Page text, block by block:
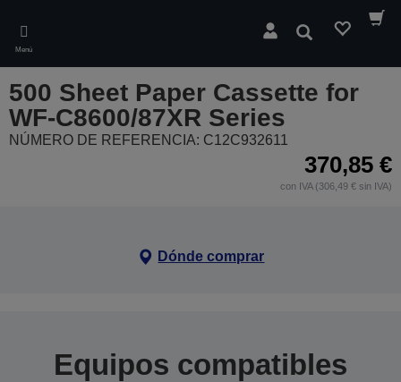
main
content
Menú
Buscar
500 Sheet Paper Cassette for
WF-C8600/87XR Series
NÚMERO DE REFERENCIA: C12C932611
370,85 €
con IVA (306,49 € sin IVA)
Dónde comprar
Equipos compatibles